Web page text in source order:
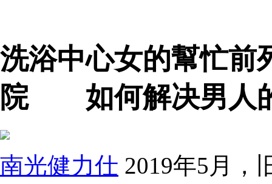
洗浴中心女的幫忙前
院 如何解决男人
南光健力仕 2019年5月，